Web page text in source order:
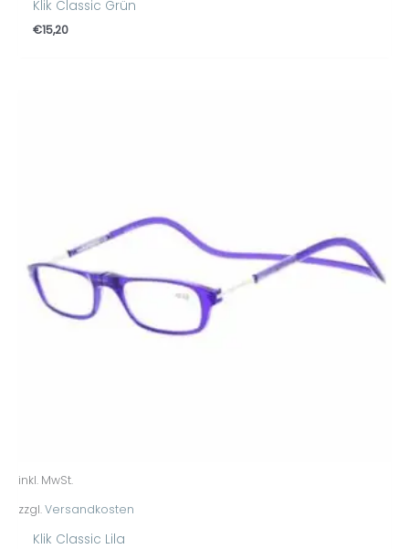
Klik Classic Grün
€15,20
inkl. MwSt.
zzgl.Versandkosten
Klik Classic Lila